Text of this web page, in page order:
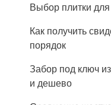
Выбор плитки
Как получить
порядок
Забор под ключ
и дешево